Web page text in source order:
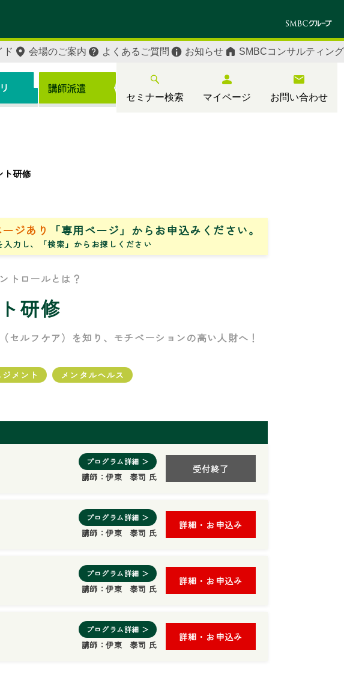
セミナー検索 マイページ お問い合わせ
ド 会場のご案内 よくあるご質問 お知らせ SMBCコンサルティング
ト研修
ジあり 「専用ページ」からお申込みください。
入力し、「検索」からお探しください
トロールとは？
研修
セルフケア）を知り、モチベーションの高い人財へ！
メント メンタルヘルス
プログラム詳細 ＞
講師：伊東 泰司 氏
受付終了
プログラム詳細 ＞
講師：伊東 泰司 氏
詳細・お申込み
プログラム詳細 ＞
講師：伊東 泰司 氏
詳細・お申込み
プログラム詳細 ＞
講師：伊東 泰司 氏
詳細・お申込み